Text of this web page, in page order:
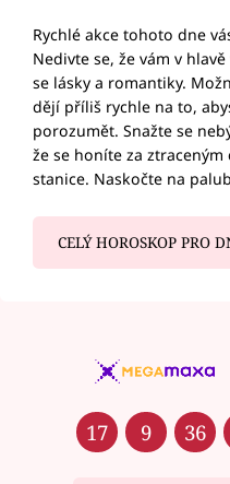
Rychlé akce tohoto dne
Nedivte se, že vám v
se lásky a romantiky.
dějí příliš rychle na to,
porozumět. Snažte se
že se honíte za
stanice. Naskočte na
CELÝ HOROSKOP PRO
17 9 36